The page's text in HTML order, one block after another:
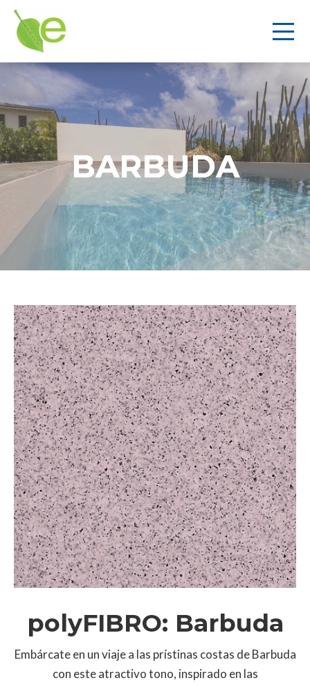
BARBUDA
polyFIBRO: Barbuda
Embárcate en un viaje a las prístinas costas de Barbuda
con este atractivo tono, inspirado en las